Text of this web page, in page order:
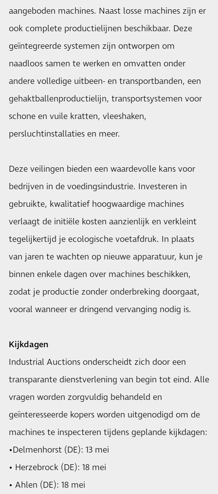
aangeboden machines. Naast losse machines zijn er
ook complete productielijnen beschikbaar. Deze
geïntegreerde systemen zijn ontworpen om
naadloos samen te werken en omvatten onder
andere volledige uitbeen- en transportbanden, een
gehaktballenproductielijn, transportsystemen voor
schone en vuile kratten, vleeshaken,
persluchtinstallaties en meer.
Deze veilingen bieden een waardevolle kans voor
bedrijven in de voedingsindustrie. Investeren in
gebruikte, kwalitatief hoogwaardige machines
verlaagt de initiële kosten aanzienlijk en verkleint
tegelijkertijd je ecologische voetafdruk. In plaats
van jaren te wachten op nieuwe apparatuur, kun je
binnen enkele dagen over machines beschikken,
zodat je productie zonder onderbreking doorgaat,
vooral wanneer er dringend vervanging nodig is.
Kijkdagen
Industrial Auctions onderscheidt zich door een
transparante dienstverlening van begin tot eind. Alle
vragen worden zorgvuldig behandeld en
geïnteresseerde kopers worden uitgenodigd om de
machines te inspecteren tijdens geplande kijkdagen:
•Delmenhorst (DE): 13 mei
• Herzebrock (DE): 18 mei
• Ahlen (DE): 18 mei